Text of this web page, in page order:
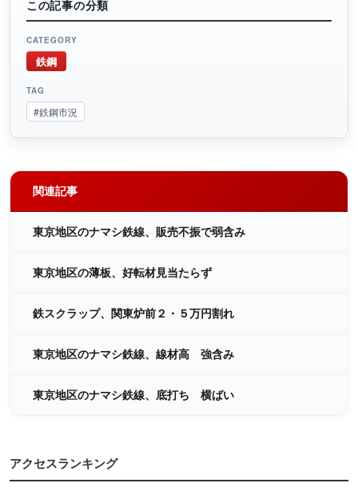
この記事の分類
CATEGORY
鉄鋼
TAG
#鉄鋼市況
関連記事
東京地区のナマシ鉄線、販売不振で弱含み
東京地区の薄板、好転材見当たらず
鉄スクラップ、関東炉前２・５万円割れ
東京地区のナマシ鉄線、線材高 強含み
東京地区のナマシ鉄線、底打ち 横ばい
アクセスランキング